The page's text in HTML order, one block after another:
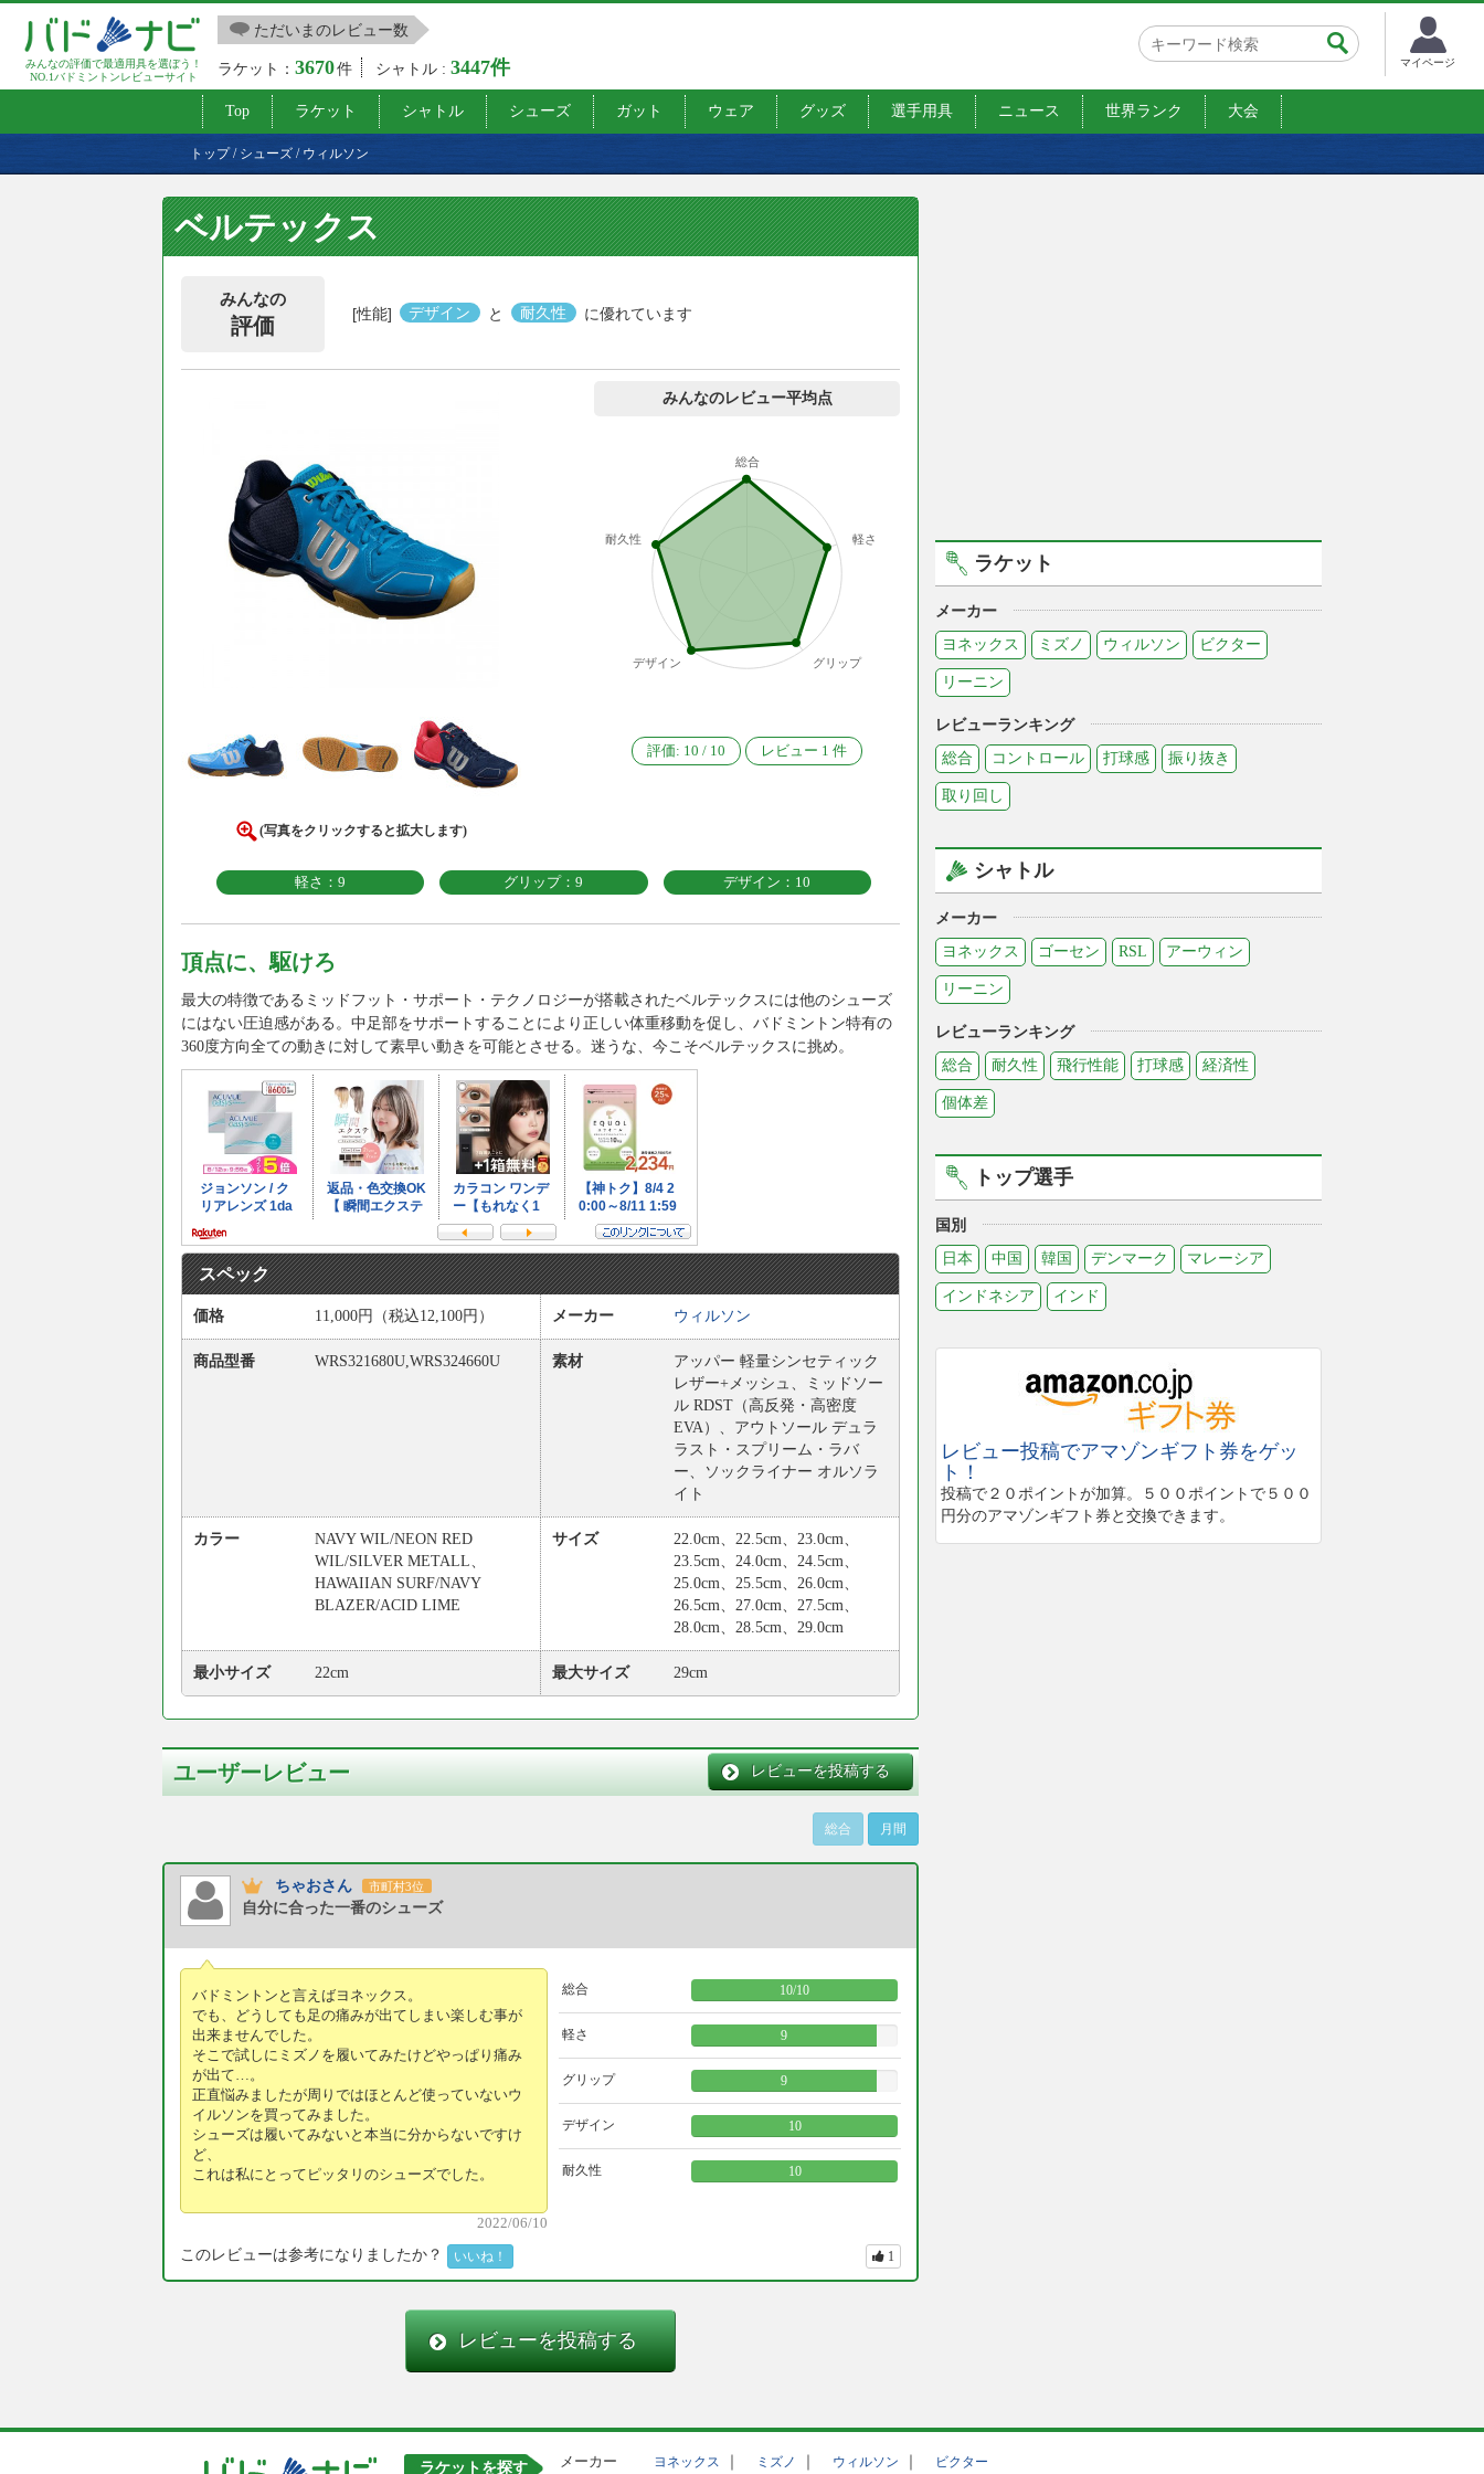
みんなの評価で最適用具を選ぼう！
NO.1バドミントンレビューサイト
ただいまのレビュー数
ラケット：3670件 シャトル :3447件 マイページ
Top ラケット シャトル シューズ ガット ウェア グッズ 選手用具 ニュース 世界ランク 大会
トップ/ シューズ / ウィルソン
ベルテックス
みんなの
評価 [性能] デザイン と 耐久性 に優れています
(写真をクリックすると拡大します)
みんなのレビュー平均点
総合
軽さ
グリップ
デザイン
耐久性
評価: 10 / 10 レビュー 1 件
軽さ：9 グリップ：9 デザイン：10
頂点に、駆けろ
最大の特徴であるミッドフット・サポート・テクノロジーが搭載されたベルテックスには他のシューズ
にはない圧迫感がある。中足部をサポートすることにより正しい体重移動を促し、バドミントン特有の
360度方向全ての動きに対して素早い動きを可能とさせる。迷うな、今こそベルテックスに挑め。
スペック
価格 11,000円（税込12,100円） メーカー ウィルソン
商品型番 WRS321680U,WRS324660U 素材
アッパー 軽量シンセティック
レザー+メッシュ、ミッドソー
ル RDST（高反発・高密度
EVA）、アウトソール デュラ
ラスト・スプリーム・ラバ
ー、ソックライナー オルソラ
イト
カラー
NAVY WIL/NEON RED
WIL/SILVER METALL、
HAWAIIAN SURF/NAVY
BLAZER/ACID LIME
サイズ
22.0cm、22.5cm、23.0cm、
23.5cm、24.0cm、24.5cm、
25.0cm、25.5cm、26.0cm、
26.5cm、27.0cm、27.5cm、
28.0cm、28.5cm、29.0cm
最小サイズ 22cm 最大サイズ 29cm
ユーザーレビュー レビューを投稿する
総合 月間
ちゃおさん 市町村3位
自分に合った一番のシューズ
バドミントンと言えばヨネックス。
でも、どうしても足の痛みが出てしまい楽しむ事が
出来ませんでした。
そこで試しにミズノを履いてみたけどやっぱり痛み
が出て…。
正直悩みましたが周りではほとんど使っていないウ
イルソンを買ってみました。
シューズは履いてみないと本当に分からないですけ
ど、
これは私にとってピッタリのシューズでした。
2022/06/10
総合 10/10
軽さ 9
グリップ 9
デザイン 10
耐久性 10
このレビューは参考になりましたか？ いいね！ 1
レビューを投稿する
ラケット
メーカー
ヨネックス
ミズノ ウィルソン ビクター
リーニン
レビューランキング
総合
コントロール 打球感 振り抜き
取り回し
シャトル
メーカー
ヨネックス
ゴーセン RSL アーウィン
リーニン
レビューランキング
総合
耐久性 飛行性能 打球感 経済性
個体差
トップ選手
国別
日本
中国 韓国 デンマーク マレーシア
インドネシア インド
レビュー投稿でアマゾンギフト券をゲッ
ト！
投稿で２０ポイントが加算。５００ポイントで５００
円分のアマゾンギフト券と交換できます。
ラケットを探す メーカー ヨネックス ｜ ミズノ ｜ ウィルソン ｜ ビクター